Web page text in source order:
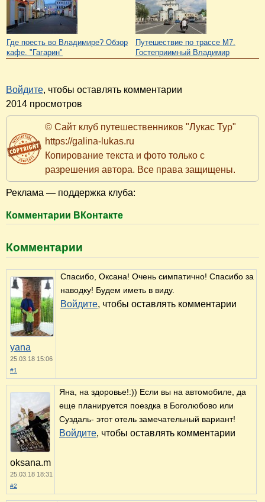
Где поесть во Владимире? Обзор
кафе. "Гагарин"
Путешествие по трассе М7.
Гостеприимный Владимир
Войдите, чтобы оставлять комментарии
2014 просмотров
© Сайт клуб путешественников "Лукас Тур"
https://galina-lukas.ru
Копирование текста и фото только с
разрешения автора. Все права защищены.
Реклама — поддержка клуба:
Комментарии ВКонтакте
Комментарии
yana
25.03.18 15:06
#1
Спасибо, Оксана! Очень симпатично! Спасибо за
наводку! Будем иметь в виду.
Войдите, чтобы оставлять комментарии
oksana.m
25.03.18 18:31
#2
Яна, на здоровье!:)) Если вы на автомобиле, да
еще планируется поездка в Боголюбово или
Суздаль- этот отель замечательный вариант!
Войдите, чтобы оставлять комментарии